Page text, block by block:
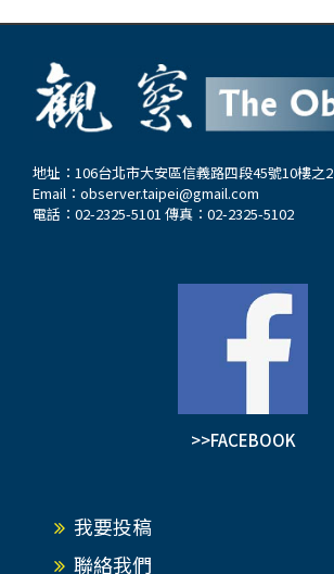
地址：106台北市大安區信義路四段45號10樓之2
Email： observer.taipei@gmail.com
電話：02-2325-5101 傳真：02-2325-5102
>>FACEBOOK
我要投稿
聯絡我們